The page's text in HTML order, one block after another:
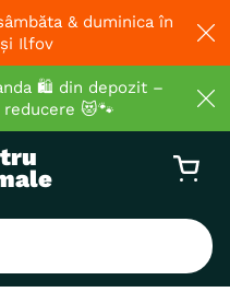
& duminica în
Ilfov
🛍️ din depozit –
😻🐾